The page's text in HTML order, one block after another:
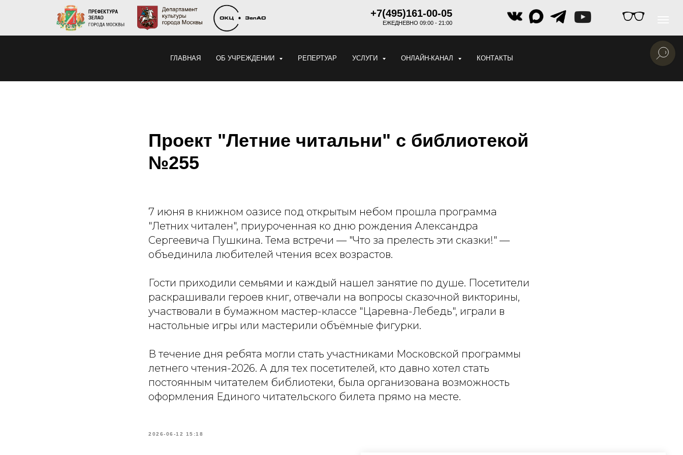
+7(495)161-00-05
ЕЖЕДНЕВНО 09:00 - 21:00
ГЛАВНАЯ ОБ УЧРЕЖДЕНИИ РЕПЕРТУАР УСЛУГИ ОНЛАЙН-КАНАЛ КОНТАКТЫ
Проект "Летние читальни" с библиотекой
№255
7 июня в книжном оазисе под открытым небом прошла программа
"Летних читален", приуроченная ко дню рождения Александра
Сергеевича Пушкина. Тема встречи — "Что за прелесть эти сказки!" —
объединила любителей чтения всех возрастов.
Гости приходили семьями и каждый нашел занятие по душе. Посетители
раскрашивали героев книг, отвечали на вопросы сказочной викторины,
участвовали в бумажном мастер-классе "Царевна-Лебедь", играли в
настольные игры или мастерили объёмные фигурки.
В течение дня ребята могли стать участниками Московской программы
летнего чтения-2026. А для тех посетителей, кто давно хотел стать
постоянным читателем библиотеки, была организована возможность
оформления Единого читательского билета прямо на месте.
2026-06-12 15:18